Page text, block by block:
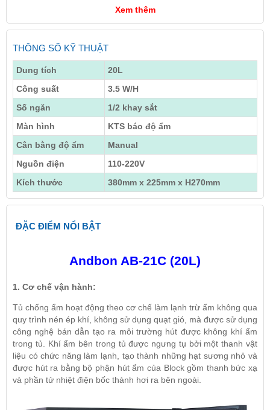
Xem thêm
THÔNG SỐ KỸ THUẬT
Dung tích
20L
Công suất
3.5 W/H
Số ngăn
1/2 khay sắt
Màn hình
KTS báo độ ẩm
Cân bằng độ ẩm
Manual
Nguồn điện
110-220V
Kích thước
380mm x 225mm x H270mm
ĐẶC ĐIỂM NỔI BẬT
Andbon AB-21C (20L)
1. Cơ chế vận hành:
Tủ chống ẩm hoạt động theo cơ chế làm lạnh trừ ẩm không qua
quy trình nén ép khí, không sử dụng quạt gió, mà được sử dụng
công nghệ bán dẫn tạo ra môi trường hút được không khí ẩm
trong tủ. Khí ẩm bên trong tủ được ngưng tụ bởi một thanh vật
liệu có chức năng làm lạnh, tạo thành những hạt sương nhỏ và
được hút ra bằng bộ phận hút ẩm của Block gồm thanh bức xạ
và phần tử nhiệt điện bốc thành hơi ra bên ngoài.